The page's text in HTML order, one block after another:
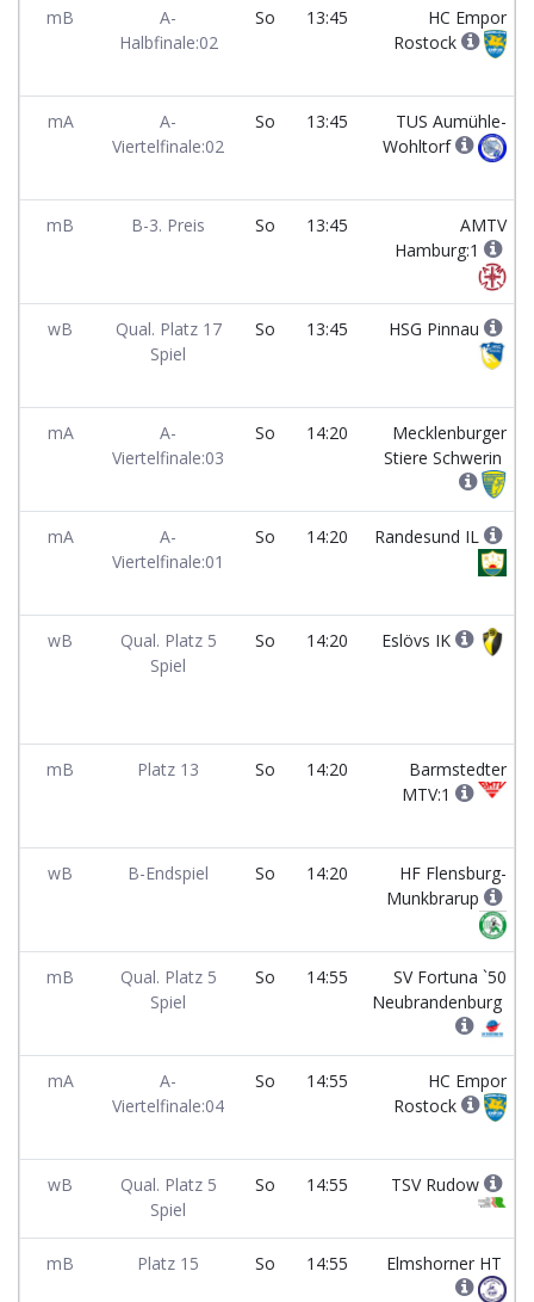
mB
A-
Halbfinale:02
So 13:45
HC Empor
Rostock
mA
A-
Viertelfinale:02
So 13:45
TUS Aumühle-
Wohltorf
mB B-3. Preis So 13:45
AMTV
Hamburg:1
wB
Qual. Platz 17
Spiel
So 13:45 HSG Pinnau
mA
A-
Viertelfinale:03
So 14:20
Mecklenburger
Stiere Schwerin
mA
A-
Viertelfinale:01
So 14:20 Randesund IL
wB
Qual. Platz 5
Spiel
So 14:20 Eslövs IK
mB Platz 13 So 14:20
Barmstedter
MTV:1
wB B-Endspiel So 14:20
HF Flensburg-
Munkbrarup
mB
Qual. Platz 5
Spiel
So 14:55
SV Fortuna `50
Neubrandenburg
mA
A-
Viertelfinale:04
So 14:55
HC Empor
Rostock
wB
Qual. Platz 5
Spiel
So 14:55 TSV Rudow
mB Platz 15 So 14:55 Elmshorner HT